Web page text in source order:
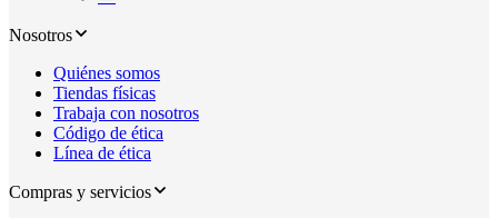
Nosotros
Quiénes somos
Tiendas físicas
Trabaja con nosotros
Código de ética
Línea de ética
Compras y servicios